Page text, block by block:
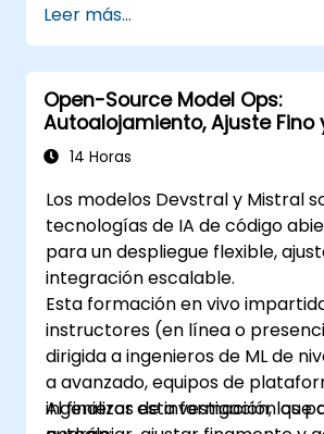
Leer más...
Open-Source Model Ops:
Autoalojamiento, Ajuste Fino
Gobernanza con Modelos
Mistral
14 Horas
Los modelos Devstral y Mistral
tecnologías de IA de código
para un despliegue flexible,
integración escalable.
Esta formación en vivo
instructores (en línea o
dirigida a ingenieros de ML de
a avanzado, equipos de
ingenieros de investigación que
Al finalizar esta formación, los